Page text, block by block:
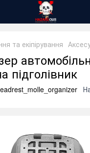
та екіпірування
підголівник